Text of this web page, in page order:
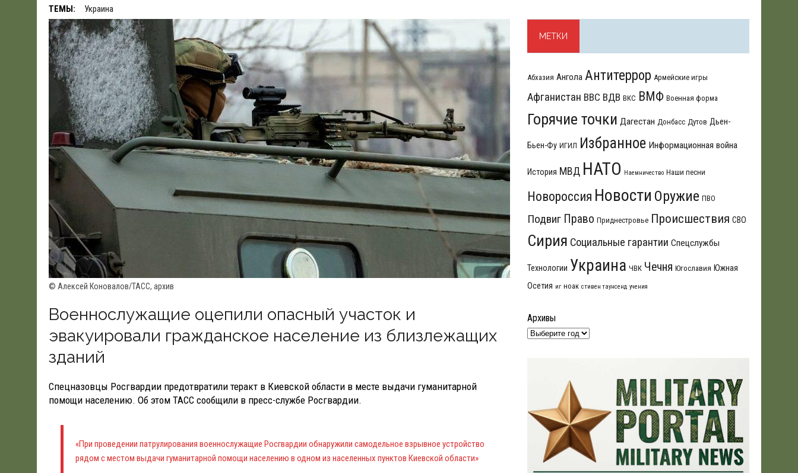
ТЕМЫ: Украина
© Алексей Коновалов/ТАСС, архив
Военнослужащие оцепили опасный участок и
эвакуировали гражданское население из близлежащих
зданий
Спецназовцы Росгвардии предотвратили теракт в Киевской области в месте выдачи гуманитарной
помощи населению. Об этом ТАСС сообщили в пресс-службе Росгвардии.
«При проведении патрулирования военнослужащие Росгвардии обнаружили самодельное взрывное устройство
рядом с местом выдачи гуманитарной помощи населению в одном из населенных пунктов Киевской области»
МЕТКИ
Абхазия Ангола Антитеррор Армейские игры
Афганистан ВВС ВДВ ВКС ВМФ Военная форма
Горячие точки Дагестан Донбасс Дутов Дьен-
Бьен-Фу ИГИЛ Избранное Информационная война
История МВД НАТО Наемничество Наши песни
Новороссия Новости Оружие ПВО
Подвиг Право Приднестровье Происшествия СВО
Сирия Социальные гарантии Спецслужбы
Технологии Украина ЧВК Чечня Югославия Южная
Осетия иг ноак стивен таунсенд учения
Архивы